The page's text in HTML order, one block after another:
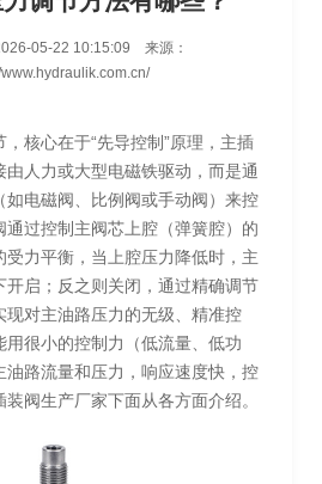
05-22 10:15:09
来源：
www.hydraulik.com.cn/
核心在于“先导控制”原理，主插
人力或大型电磁铁驱动，而是通
如电磁阀、比例阀或手动阀）来控
过控制主阀芯上腔（弹簧腔）的
力平衡，当上腔压力降低时，主
开启；反之则关闭，通过精确调节
现对主油路压力的无级、精准控
很小的控制力（低流量、低功
油路流量和压力，响应速度快，控
阀生产厂家下面从各方面介绍。